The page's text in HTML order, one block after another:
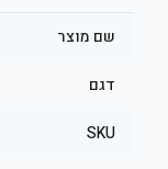
שם מוצר
דגם
SKU